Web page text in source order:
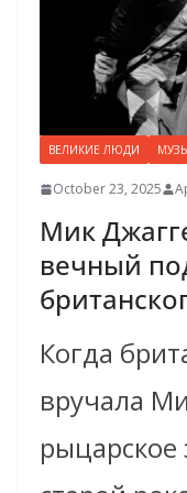
ВЕЛИКИЕ ЛЮДИ
October 23, 2025
Мик
вечный
Когда
вручала
рыцарское